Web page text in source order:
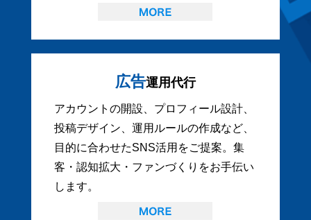
広告運用代行
アカウントの開設、プロフィール設計、
投稿デザイン、運用ルールの作成など、
目的に合わせたSNS活用をご提案。集
客・認知拡大・ファンづくりをお手伝い
します。